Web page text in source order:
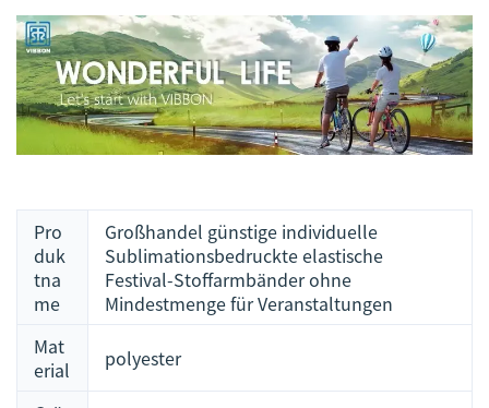
Pro
duk
tna
me
Großhandel günstige individuelle
Sublimationsbedruckte elastische
Festival-Stoffarmbänder ohne
Mindestmenge für Veranstaltungen
Mat
erial
polyester